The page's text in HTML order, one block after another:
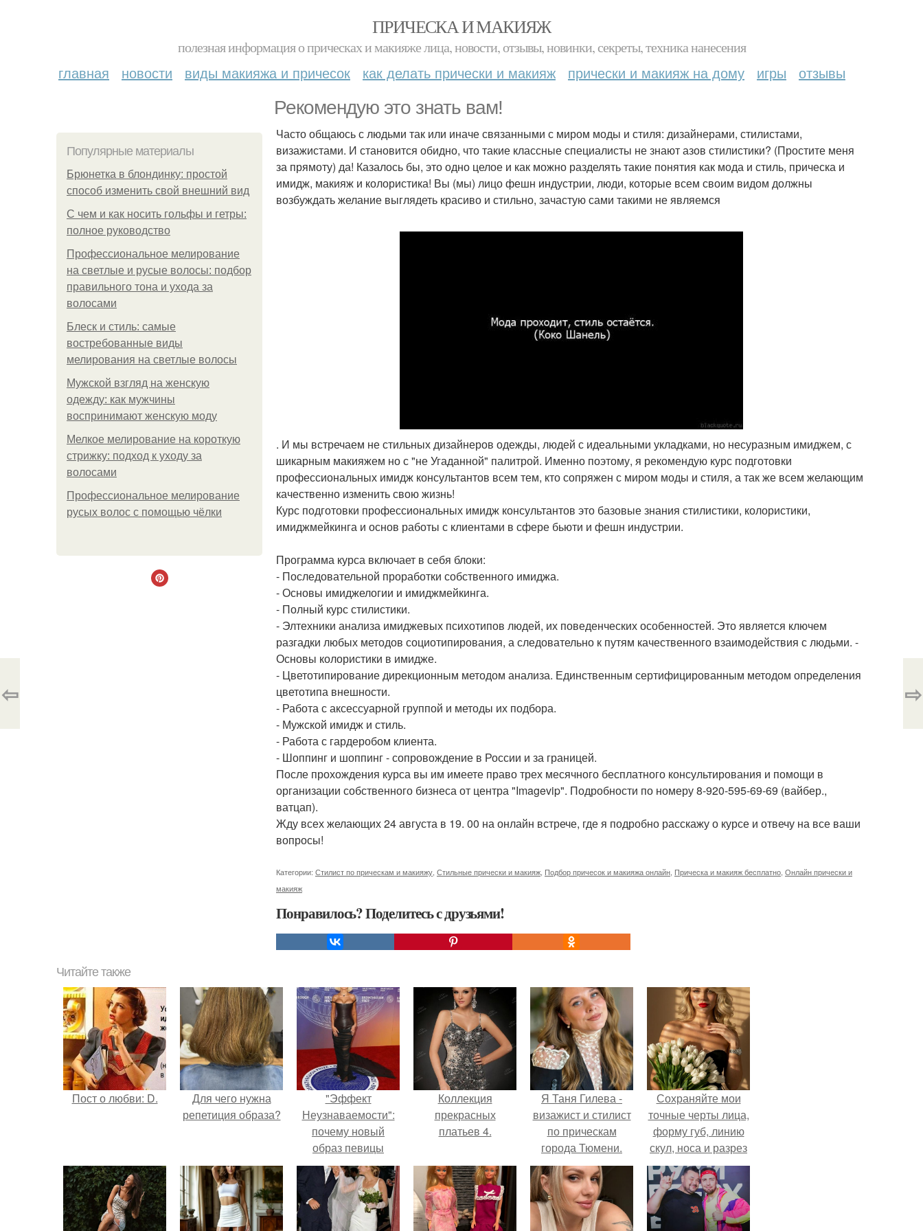
ПРИЧЕСКА И МАКИЯЖ
полезная информация о прическах и макияже лица, новости, отзывы, новинки, секреты, техника нанесения
главная новости виды макияжа и причесок как делать прически и макияж прически и макияж на дому игры отзывы
Рекомендую это знать вам!
Популярные материалы
Брюнетка в блондинку: простой
способ изменить свой внешний вид
С чем и как носить гольфы и гетры:
полное руководство
Профессиональное мелирование
на светлые и русые волосы: подбор
правильного тона и ухода за
волосами
Блеск и стиль: самые
востребованные виды
мелирования на светлые волосы
Мужской взгляд на женскую
одежду: как мужчины
воспринимают женскую моду
Мелкое мелирование на короткую
стрижку: подход к уходу за
волосами
Профессиональное мелирование
русых волос с помощью чёлки
Часто общаюсь с людьми так или иначе связанными с миром моды и стиля: дизайнерами, стилистами,
визажистами. И становится обидно, что такие классные специалисты не знают азов стилистики? (Простите меня
за прямоту) да! Казалось бы, это одно целое и как можно разделять такие понятия как мода и стиль, прическа и
имидж, макияж и колористика! Вы (мы) лицо фешн индустрии, люди, которые всем своим видом должны
возбуждать желание выглядеть красиво и стильно, зачастую сами такими не являемся
. И мы встречаем не стильных дизайнеров одежды, людей с идеальными укладками, но несуразным имиджем, с
шикарным макияжем но с "не Угаданной" палитрой. Именно поэтому, я рекомендую курс подготовки
профессиональных имидж консультантов всем тем, кто сопряжен с миром моды и стиля, а так же всем желающим
качественно изменить свою жизнь!
Курс подготовки профессиональных имидж консультантов это базовые знания стилистики, колористики,
имиджмейкинга и основ работы с клиентами в сфере бьюти и фешн индустрии.
Программа курса включает в себя блоки:
- Последовательной проработки собственного имиджа.
- Основы имиджелогии и имиджмейкинга.
- Полный курс стилистики.
- Элтехники анализа имиджевых психотипов людей, их поведенческих особенностей. Это является ключем
разгадки любых методов социотипирования, а следовательно к путям качественного взаимодействия с людьми. -
Основы колористики в имидже.
- Цветотипирование дирекционным методом анализа. Единственным сертифицированным методом определения
цветотипа внешности.
- Работа с аксессуарной группой и методы их подбора.
- Мужской имидж и стиль.
- Работа с гардеробом клиента.
- Шоппинг и шоппинг - сопровождение в России и за границей.
После прохождения курса вы им имеете право трех месячного бесплатного консультирования и помощи в
организации собственного бизнеса от центра "Imagevip". Подробности по номеру 8-920-595-69-69 (вайбер.,
ватцап).
Жду всех желающих 24 августа в 19. 00 на онлайн встрече, где я подробно расскажу о курсе и отвечу на все ваши
вопросы!
Категории: Стилист по прическам и макияжу Стильные прически и макияж Подбор причесок и макияжа онлайн Прическа и макияж бесплатно Онлайн прически и
макияж
Понравилось? Поделитесь с друзьями!
⇦ ⇨
Читайте также
Пост о любви: D.
Для чего нужна
репетиция образа?
"Эффект
Неузнаваемости":
почему новый
образ певицы
вызвал споры о
гранях
возможного?
Коллекция
прекрасных
платьев 4.
Я Таня Гилева -
визажист и стилист
по прическам
города Тюмени.
Сохраняйте мои
точные черты лица,
форму губ, линию
скул, носа и разрез
глаз.